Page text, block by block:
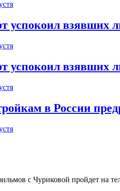
успокоил взявших
успокоил взявших
в России
с Чуриковой пройдет на